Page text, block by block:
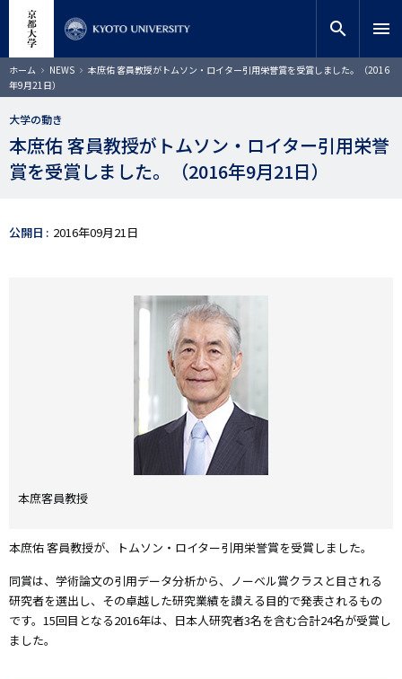
コ
ン
テ
ン
に
移
サイト内検索
検索
search menu
ホーム NEWS
本庶佑 客員教授がトムソン・ロイター引用栄誉賞を受賞しました。（2016
年9月21日）
大学の動き
本庶佑 客員教授がトムソン・ロイター引用栄誉
賞を受賞しました。（2016年9月21日）
公開日 2016年09月21日
本庶客員教授
本庶佑 客員教授が、トムソン・ロイター引用栄誉賞を受賞しました。
同賞は、学術論文の引用データ分析から、ノーベル賞クラスと目される
研究者を選出し、その卓越した研究業績を讃える目的で発表されるもの
です。15回目となる2016年は、日本人研究者3名を含む合計24名が受賞し
ました。